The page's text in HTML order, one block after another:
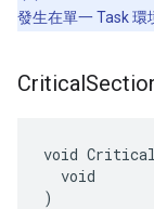
發生在單一 Task 環
Critical
void
  void
)